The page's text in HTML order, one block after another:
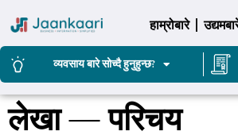
हाम्रोबारे
व्यवसाय बारे सोच्दै हुनुहुन्छ?
लेखा — परिचय